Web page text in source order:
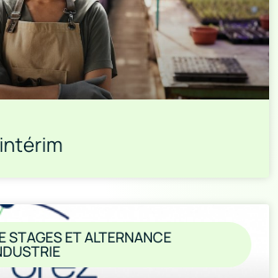
STAGES ET ALTERNANCE